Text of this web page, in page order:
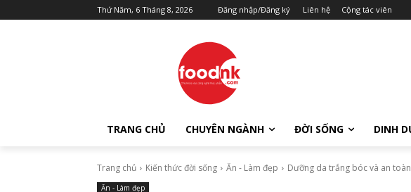
Thứ Năm, 6 Tháng 8, 2026 Đăng nhập/Đăng ký Liên hệ Cộng tác viên
TRANG CHỦ CHUYÊN NGÀNH ĐỜI SỐNG DINH
Trang chủ Kiến thức đời sống Ăn - Làm đẹp Dưỡng da trắng bóc và an
Ăn - Làm đẹp